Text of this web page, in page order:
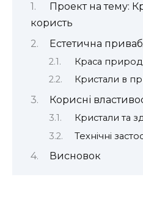
Проект на тему:
користь
Естетична
Краса
Кристали в
Корисні
Кристали та
Технічні
Висновок